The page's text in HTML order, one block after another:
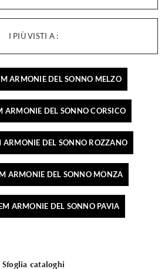
I PIÙ VISTI A :
ARMONIE DEL SONNO MELZO
ARMONIE DEL SONNO CORSICO
ARMONIE DEL SONNO ROZZANO
ARMONIE DEL SONNO MONZA
ARMONIE DEL SONNO PAVIA
Sfoglia cataloghi